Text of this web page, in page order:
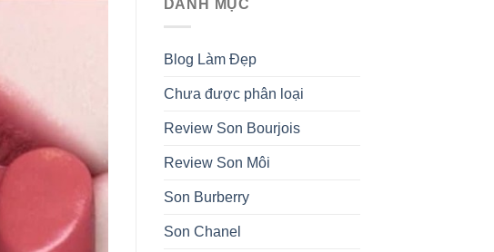
DANH MỤC
Blog Làm Đẹp
Chưa được phân loại
Review Son Bourjois
Review Son Môi
Son Burberry
Son Chanel